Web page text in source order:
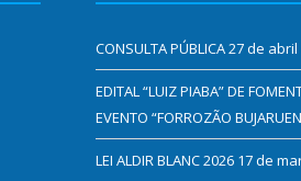
CONSULTA PÚBLICA27 de abril
EDITAL “LUIZ PIABA” DE
EVENTO “FORROZÃO
LEI ALDIR BLANC 2026 17 de